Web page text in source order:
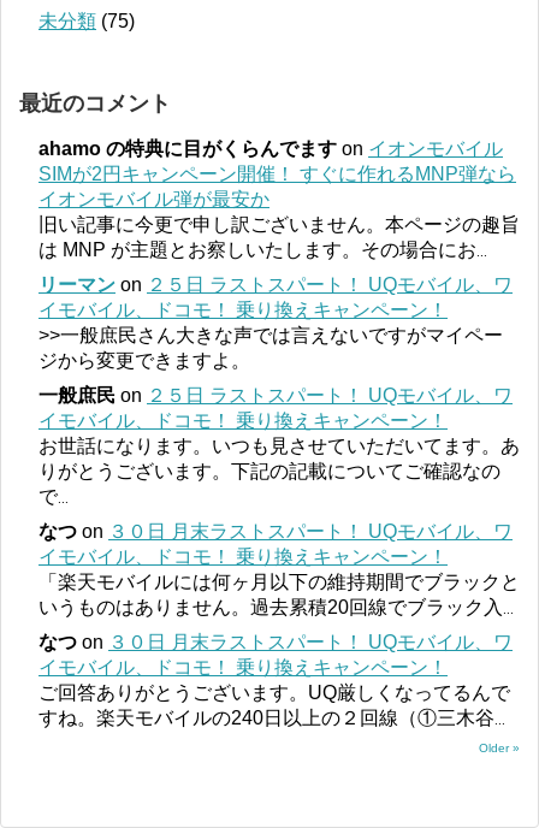
未分類 (75)
最近のコメント
ahamo の特典に目がくらんでます on イオンモバイル
SIMが2円キャンペーン開催！ すぐに作れるMNP弾なら
イオンモバイル弾が最安か
旧い記事に今更で申し訳ございません。本ページの趣旨
は MNP が主題とお察しいたします。その場合にお
リーマン on ２５日 ラストスパート！ UQモバイル、ワ
イモバイル、ドコモ！ 乗り換えキャンペーン！
>>一般庶民さん大きな声では言えないですがマイペー
ジから変更できますよ。
一般庶民 on ２５日 ラストスパート！ UQモバイル、ワ
イモバイル、ドコモ！ 乗り換えキャンペーン！
お世話になります。いつも見させていただいてます。あ
りがとうございます。下記の記載についてご確認なの
で...
なつ on ３０日 月末ラストスパート！ UQモバイル、ワ
イモバイル、ドコモ！ 乗り換えキャンペーン！
「楽天モバイルには何ヶ月以下の維持期間でブラックと
いうものはありません。過去累積20回線でブラック入
なつ on ３０日 月末ラストスパート！ UQモバイル、ワ
イモバイル、ドコモ！ 乗り換えキャンペーン！
ご回答ありがとうございます。UQ厳しくなってるんで
すね。楽天モバイルの240日以上の２回線（①三木谷
Older »